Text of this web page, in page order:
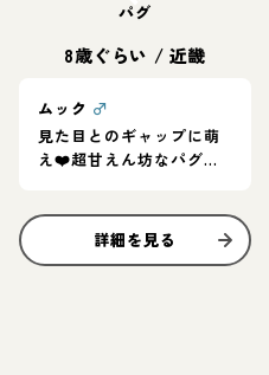
パグ
8歳ぐらい / 近畿
ムック ♂
見た目とのギャップに萌
え❤️超甘えん坊なパグく
詳細を見る